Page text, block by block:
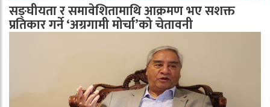
सङ्घीयता र समावेशितामाथि आक्रमण भए सशक्त
प्रतिकार गर्ने ‘अग्रगामी मोर्चा’को चेतावनी